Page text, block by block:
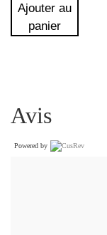
Ajouter au
panier
Avis
Powered by